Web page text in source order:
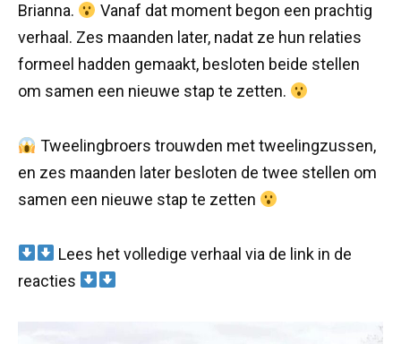
Brianna.
Vanaf dat moment begon een prachtig
verhaal. Zes maanden later, nadat ze hun relaties
formeel hadden gemaakt, besloten beide stellen
om samen een nieuwe stap te zetten.
Tweelingbroers trouwden met tweelingzussen,
en zes maanden later besloten de twee stellen om
samen een nieuwe stap te zetten
Lees het volledige verhaal via de link in de
reacties